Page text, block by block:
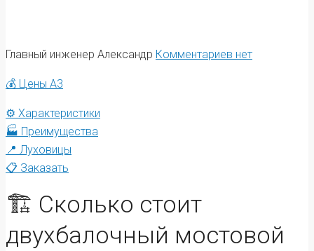
Главный инженер Александр Комментариев нет
💰 Цены А3
⚙️ Характеристики
🏭 Преимущества
📍 Луховицы
📋 Заказать
🏗️ Сколько стоит
двухбалочный мостовой